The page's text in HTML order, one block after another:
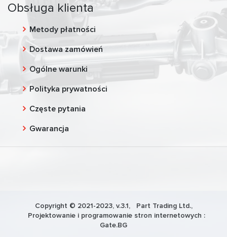
Obsługa klienta
Metody płatności
Dostawa zamówień
Ogólne warunki
Polityka prywatności
Częste pytania
Gwarancja
Copyright © 2021-2023, v.3.1, Part Trading Ltd.,
Projektowanie i programowanie stron internetowych :
Gate.BG